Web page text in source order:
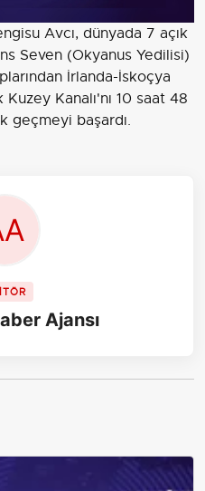
Avcı, dünyada 7 açık
Seven (Okyanus Yedilisi)
İrlanda-İskoçya
Kanalı'nı 10 saat 48
geçmeyi başardı.
Ajansı